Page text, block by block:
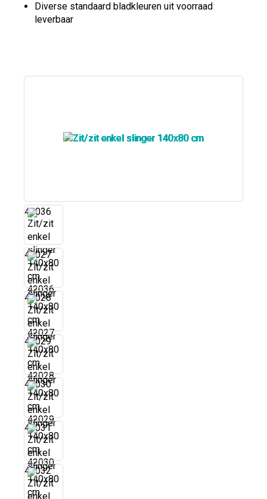
Diverse standaard bladkleuren uit voorraad
leverbaar
42036
42027
42028
42029
42030
42031
42032